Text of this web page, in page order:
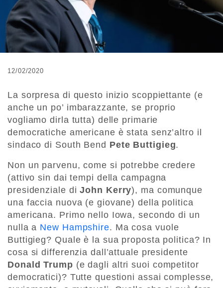
12/02/2020
La sorpresa di questo inizio scoppiettante (e
anche un po’ imbarazzante, se proprio
vogliamo dirla tutta) delle primarie
democratiche americane è stata senz’altro il
sindaco di South Bend Pete Buttigieg.
Non un parvenu, come si potrebbe credere
(attivo sin dai tempi della campagna
presidenziale di John Kerry), ma comunque
una faccia nuova (e giovane) della politica
americana. Primo nello Iowa, secondo di un
nulla a New Hampshire. Ma cosa vuole
Buttigieg? Quale è la sua proposta politica? In
cosa si differenzia dall’attuale presidente
Donald Trump (e dagli altri suoi competitor
democratici)? Tutte questioni assai complesse,